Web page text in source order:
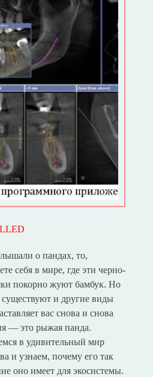
о пандах, то,
себя в мире, где эти черно-
покорно жуют бамбук. Но
существуют и другие виды
вас снова и снова
— это рыжая панда.
в удивительный мир
и узнаем, почему его так
оно имеет для экосистемы.